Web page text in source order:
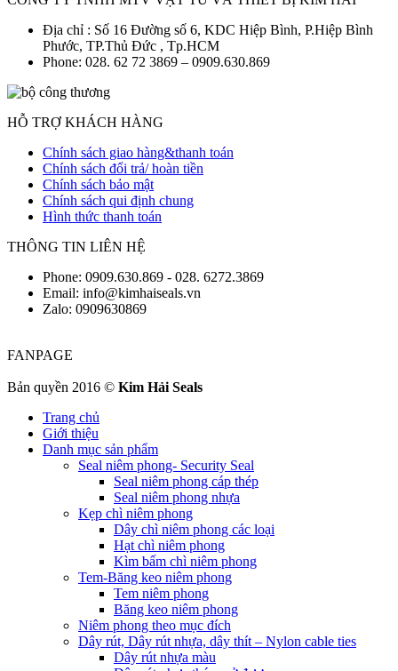
Địa chỉ : Số 16 Đường số 6, KDC Hiệp Bình, P.Hiệp Bình
Phước, TP.Thủ Đức , Tp.HCM
Phone: 028. 62 72 3869 – 0909.630.869
HỖ TRỢ KHÁCH HÀNG
Chính sách giao hàng&thanh toán
Chính sách đổi trả/ hoàn tiền
Chính sách bảo mật
Chính sách qui định chung
Hình thức thanh toán
THÔNG TIN LIÊN HỆ
Phone: 0909.630.869 - 028. 6272.3869
Email: info@kimhaiseals.vn
Zalo: 0909630869
FANPAGE
Bản quyền 2016 © Kim Hải Seals
Trang chủ
Giới thiệu
Danh mục sản phẩm
Seal niêm phong- Security Seal
Seal niêm phong cáp thép
Seal niêm phong nhựa
Kẹp chì niêm phong
Dây chì niêm phong các loại
Hạt chì niêm phong
Kìm bấm chì niêm phong
Tem-Băng keo niêm phong
Tem niêm phong
Băng keo niêm phong
Niêm phong theo mục đích
Dây rút, Dây rút nhựa, dây thít – Nylon cable ties
Dây rút nhựa màu